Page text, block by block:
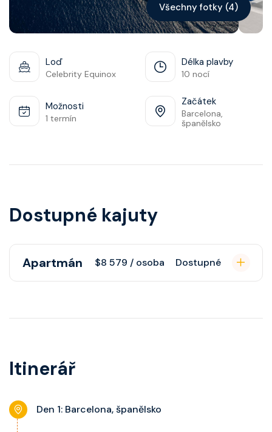
Všechny fotky (4)
Loď
Celebrity Equinox
Délka plavby
10 nocí
Možnosti
1 termín
Začátek
Barcelona,
španělsko
Dostupné kajuty
Apartmán $8 579 / osoba Dostupné
pohovku či více ložnicí podle
nastavitelnou klimatizaci,
noční stolky, trezor a balkon s
výhledem, velikost kajuty a balkonu
Itinerář
Den 1: Barcelona, španělsko